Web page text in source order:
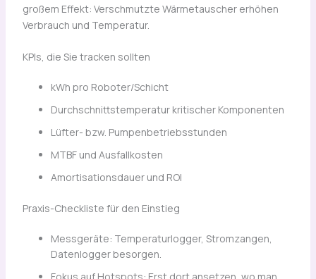
großem Effekt: Verschmutzte Wärmetauscher erhöhen
Verbrauch und Temperatur.
KPIs, die Sie tracken sollten
kWh pro Roboter/Schicht
Durchschnittstemperatur kritischer Komponenten
Lüfter- bzw. Pumpenbetriebsstunden
MTBF und Ausfallkosten
Amortisationsdauer und ROI
Praxis-Checkliste für den Einstieg
Messgeräte: Temperaturlogger, Stromzangen,
Datenlogger besorgen.